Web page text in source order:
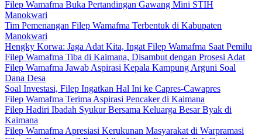
Filep Wamafma Buka Pertandingan Gawang Mini STIH
Manokwari
Tim Pemenangan Filep Wamafma Terbentuk di Kabupaten
Manokwari
Hengky Korwa: Jaga Adat Kita, Ingat Filep Wamafma Saat Pemilu
Filep Wamafma Tiba di Kaimana, Disambut dengan Prosesi Adat
Filep Wamafma Jawab Aspirasi Kepala Kampung Arguni Soal
Dana Desa
Soal Investasi, Filep Ingatkan Hal Ini ke Capres-Cawapres
Filep Wamafma Terima Aspirasi Pencaker di Kaimana
Filep Hadiri Ibadah Syukur Bersama Keluarga Besar Byak di
Kaimana
Filep Wamafma Apresiasi Kerukunan Masyarakat di Warpramasi